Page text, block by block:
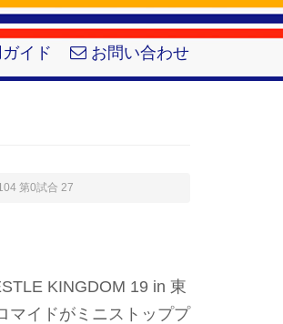
イド お問い合わせ
第0試合 27
KINGDOM 19 in 東
マイドがミニストッププ